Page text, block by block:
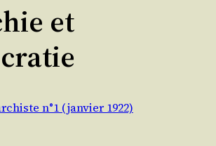
et
n°1 (janvier 1922)